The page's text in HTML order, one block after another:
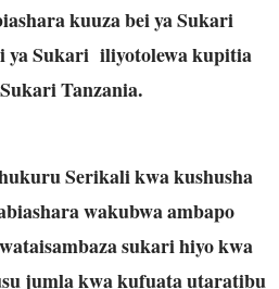
kuuza bei ya Sukari
ya Sukari iliyotolewa kupitia
Tanzania.
Serikali kwa kushusha
wakubwa ambapo
sukari hiyo kwa
jumla kwa kufuata utaratibu